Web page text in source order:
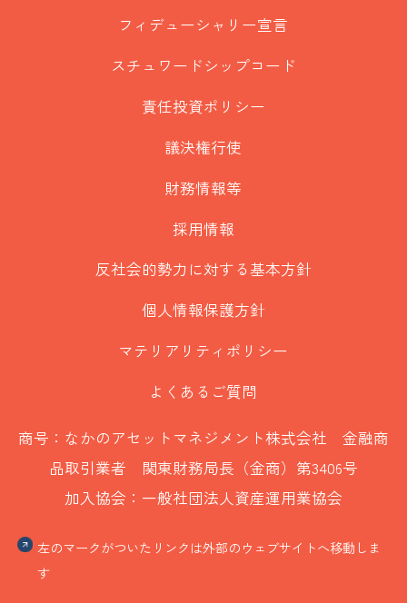
フィデューシャリー宣言
スチュワードシップコード
責任投資ポリシー
議決権行使
財務情報等
採用情報
反社会的勢力に対する基本方針
個人情報保護方針
マテリアリティポリシー
よくあるご質問
商号：なかのアセットマネジメント株式会社 金融商
品取引業者 関東財務局長（金商）第3406号
加入協会：一般社団法人資産運用業協会
左のマークがついたリンクは外部のウェブサイトへ移動しま
す